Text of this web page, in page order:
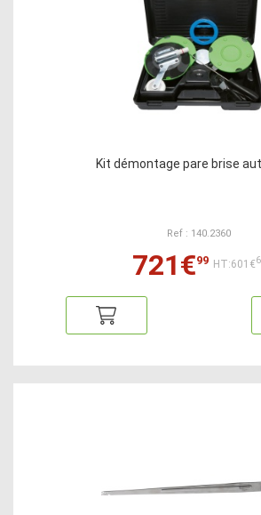
Kit démontage pare brise
Ref : 140.2360
721€99 HT:601€